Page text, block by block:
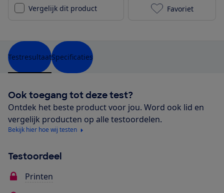
Vergelijk dit product Canon
Favoriet
TestresultaatSpecificaties
Ook toegang tot deze test?
Ontdek het beste product voor jou. Word ook lid en
vergelijk producten op alle testoordelen.
Bekijk hier hoe wij testen
Testoordeel
Printen